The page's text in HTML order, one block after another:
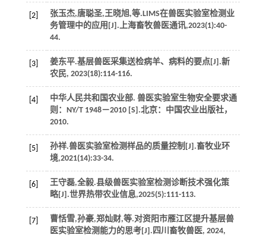
[2] 张玉杰,唐聪圣,王晓旭,等.LIMS在兽医实验室检测业
务管理中的应用[J].上海畜牧兽医通讯,2023(1):40-
44.
[3] 姜东平.基层兽医采集送检病羊、病料的要点[J].新
农民, 2023(18):114-116.
[4] 中华人民共和国农业部. 兽医实验室生物安全要求通
则 ：NY/T 1948－2010 [S].北京：中国农业出版社，
2010.
[5] 孙祥.兽医实验室检测样品的质量控制[J].畜牧业环
境,2021(14):33-34.
[6]
王守磊,全毅.县级兽医实验室检测诊断技术强化策
略[J].世界热带农业信息,2025(5):111-113.
[7] 曹恬雪,孙豪,郑灿财,等.对资阳市雁江区提升基层兽
医实验室检测能力的思考[J]. 四川畜牧兽医, 2024,